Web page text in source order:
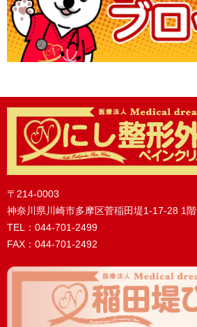
〒214-0003
神奈川県川崎市多摩区菅稲田堤1-17-28 1階
TEL：044-701-2499
FAX：044-701-2492